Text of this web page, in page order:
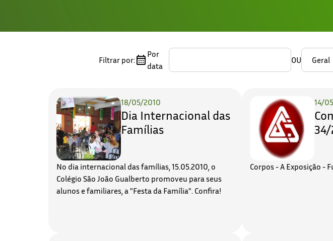
Filtrar por:
Por
data
OU
18/05/2010
Dia Internacional das
Famílias
No dia internacional das famílias, 15.05.2010, o
Colégio São João Gualberto promoveu para seus
alunos e familiares, a "Festa da Família". Confira!
14/
Corpos - A Exposição -